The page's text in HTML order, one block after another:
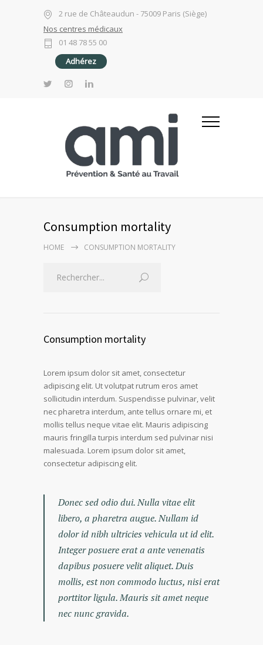
2 rue de Châteaudun - 75009 Paris (Siège)
Nos centres médicaux
01 48 78 55 00
Adhérez
Consumption mortality
HOME CONSUMPTION MORTALITY
Consumption mortality
Lorem ipsum dolor sit amet, consectetur
adipiscing elit. Ut volutpat rutrum eros amet
sollicitudin interdum. Suspendisse pulvinar, velit
nec pharetra interdum, ante tellus ornare mi, et
mollis tellus neque vitae elit. Mauris adipiscing
mauris fringilla turpis interdum sed pulvinar nisi
malesuada. Lorem ipsum dolor sit amet,
consectetur adipiscing elit.
Donec sed odio dui. Nulla vitae elit
libero, a pharetra augue. Nullam id
dolor id nibh ultricies vehicula ut id elit.
Integer posuere erat a ante venenatis
dapibus posuere velit aliquet. Duis
mollis, est non commodo luctus, nisi erat
porttitor ligula. Mauris sit amet neque
nec nunc gravida.